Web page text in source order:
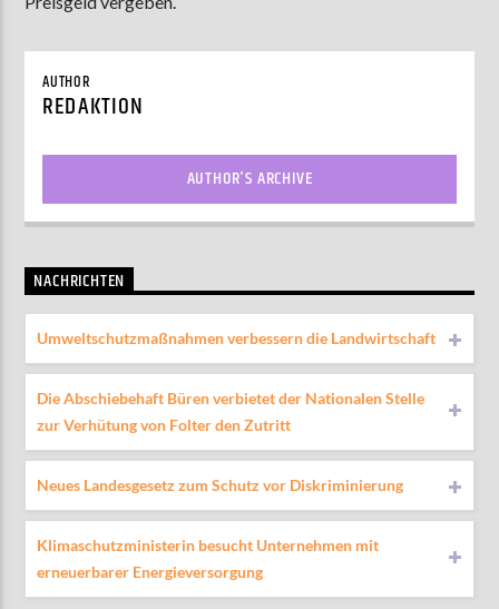
AUTHOR
REDAKTION
AUTHOR'S ARCHIVE
NACHRICHTEN
Umweltschutzmaßnahmen verbessern die Landwirtschaft
Die Abschiebehaft Büren verbietet der Nationalen Stelle
zur Verhütung von Folter den Zutritt
Neues Landesgesetz zum Schutz vor Diskriminierung
Klimaschutzministerin besucht Unternehmen mit
erneuerbarer Energieversorgung